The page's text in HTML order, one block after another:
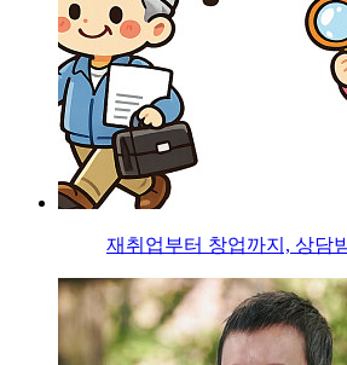
재취업부터 창업까지, 상담